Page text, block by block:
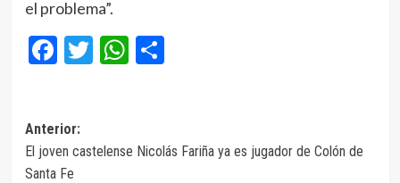
el problema”.
Facebook
Twitter
WhatsApp
Compartir
Navegación
de
Anterior:
El joven castelense Nicolás Fariña ya es jugador de Colón de
Santa Fe